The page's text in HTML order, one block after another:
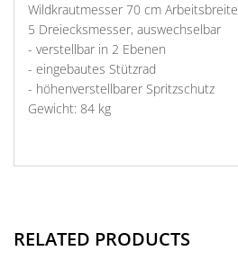
Wildkrautmesser 70 cm Arbeitsbreite
5 Dreiecksmesser, auswechselbar
- verstellbar in 2 Ebenen
- eingebautes Stützrad
- höhenverstellbarer Spritzschutz
Gewicht: 84 kg
RELATED PRODUCTS